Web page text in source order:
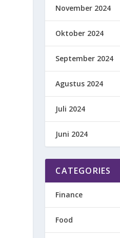
November 2024
Oktober 2024
September 2024
Agustus 2024
Juli 2024
Juni 2024
CATEGORIES
Finance
Food